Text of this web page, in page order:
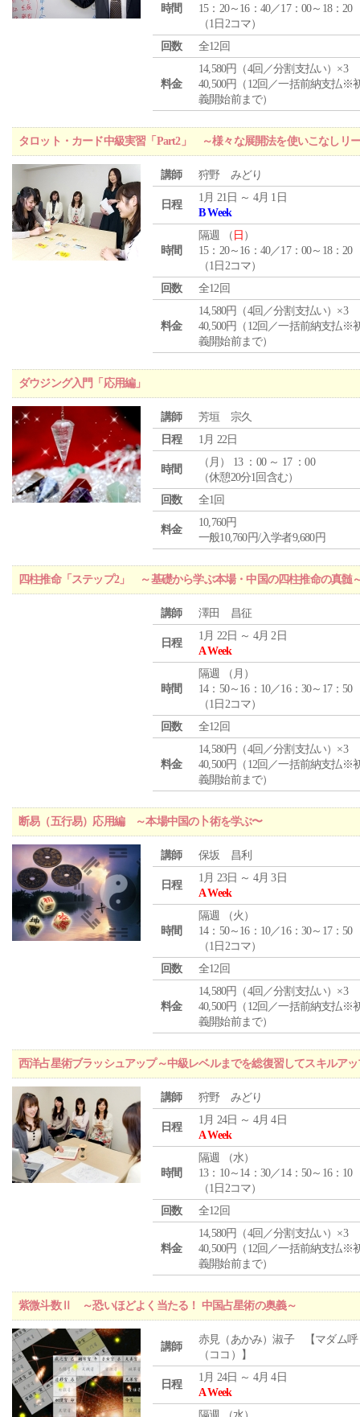
時間
15：20～16：40／17：00～18：20
（1日2コマ）
回数
全12回
料金
14,580円（4回／分割支払い）×3
40,500円（12回／一括前納支払※
義開始前まで）
タロット・カード中級実習「Part2」 ～様々な展開法を使いこなしリ
講師 狩野 みどり
日程
1月 21日 ～ 4月 1日
B Week
時間
隔週 （ 日 ）
15：20～16：40／17：00～18：20
（1日2コマ）
回数
全12回
料金
14,580円（4回／分割支払い）×3
40,500円（12回／一括前納支払※
義開始前まで）
ダウジング入門「応用編」
講師
芳垣 宗久
日程
1月 22日
時間
（ 月 ） 13 ：00 ～ 17 ：00
（休憩20分1回含む）
回数
全1回
料金
10,760円
一般10,760円/入学者9,680円
四柱推命「ステップ2」 ～基礎から学ぶ本場・中国の四柱推命の真髄
講師 澤田 昌征
日程
1月 22日 ～ 4月 2日
A Week
時間
隔週 （ 月 ）
14：50～16：10／16：30～17：50
（1日2コマ）
回数
全12回
料金
14,580円（4回／分割支払い）×3
40,500円（12回／一括前納支払※
義開始前まで）
断易（五行易）応用編 ～本場中国の卜術を学ぶ〜
講師 保坂 昌利
日程
1月 23日 ～ 4月 3日
A Week
時間
隔週 （火 ）
14：50～16：10／16：30～17：50
（1日2コマ）
回数
全12回
料金
14,580円（4回／分割支払い）×3
40,500円（12回／一括前納支払※
義開始前まで）
西洋占星術ブラッシュアップ～中級レベルまでを総復習してスキルア
講師 狩野 みどり
日程
1月 24日 ～ 4月 4日
A Week
時間
隔週 （水）
13：10～14：30／14：50～16：10
（1日2コマ）
回数
全12回
料金
14,580円（4回／分割支払い）×3
40,500円（12回／一括前納支払※
義開始前まで）
紫微斗数Ⅱ ～恐いほどよく当たる！ 中国占星術の奥義～
講師
赤見（あかみ）淑子 【マダム呼
（ココ）】
日程
1月 24日 ～ 4月 4日
A Week